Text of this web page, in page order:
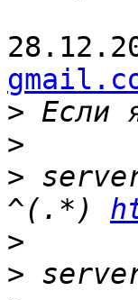
>
>
>
^(.*)
>
>